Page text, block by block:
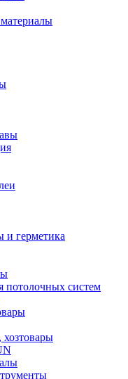
и герметика
систем